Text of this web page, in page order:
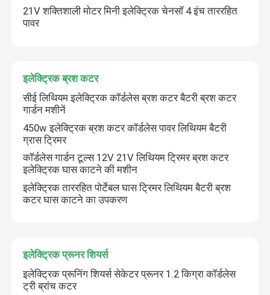
21V शक्तिशाली मोटर मिनी इलेक्ट्रिक चेनसॉ 4 इंच ताररहित
पावर
इलेक्ट्रिक ब्रश कटर
सीई लिथियम इलेक्ट्रिक कॉर्डलेस ब्रश कटर बैटरी ब्रश कटर
गार्डन मशीनें
450w इलेक्ट्रिक ब्रश कटर कॉर्डलेस पावर लिथियम बैटरी
ग्रास ट्रिमर
कॉर्डलेस गार्डन टूल्स 12V 21V लिथियम ट्रिमर ब्रश कटर
इलेक्ट्रिक घास काटने की मशीन
इलेक्ट्रिक ताररहित पोर्टेबल घास ट्रिमर लिथियम बैटरी ब्रश
कटर घास काटने का उपकरण
इलेक्ट्रिक प्रूनर शियर्स
इलेक्ट्रिक प्रूनिंग शियर्स सेकेटर प्रूनर 1.2 किग्रा कॉर्डलेस
ट्री ब्रांच कटर